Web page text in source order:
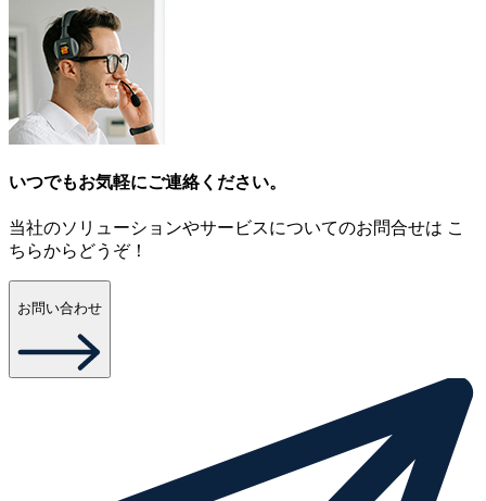
いつでもお気軽にご連絡ください。
当社のソリューションやサービスについてのお問合せは こ
ちらからどうぞ！
お問い合わせ